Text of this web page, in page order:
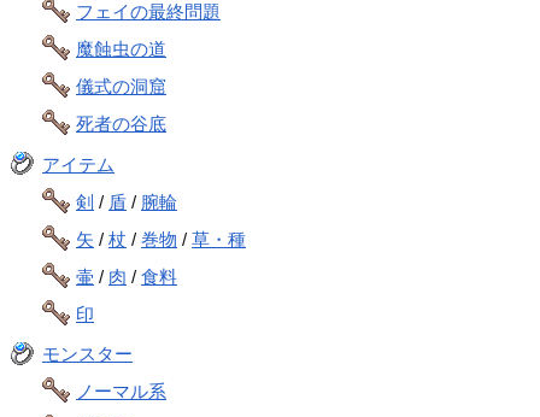
フェイの最終問題
魔蝕虫の道
儀式の洞窟
死者の谷底
アイテム
剣 / 盾 / 腕輪
矢 /杖 /巻物 /草・種
壷 / 肉 /食料
印
モンスター
ノーマル系